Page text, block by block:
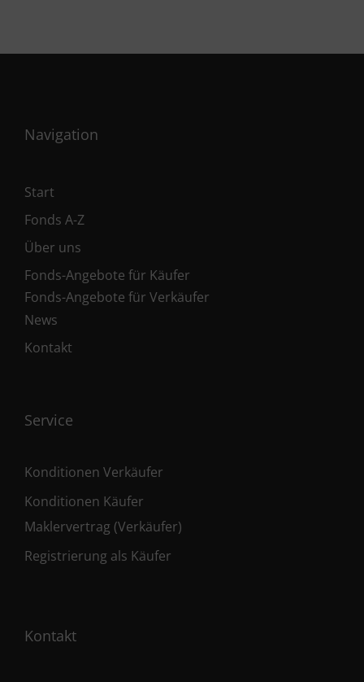
Navigation
Start
Fonds A-Z
Über uns
Fonds-Angebote für Käufer
Fonds-Angebote für Verkäufer
News
Kontakt
Service
Konditionen Verkäufer
Konditionen Käufer
Maklervertrag (Verkäufer)
Registrierung als Käufer
Kontakt